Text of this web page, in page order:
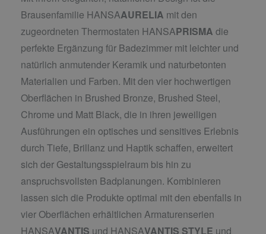
Brausenfamilie HANSAAURELIA mit den
zugeordneten Thermostaten HANSAPRISMA die
perfekte Ergänzung für Badezimmer mit leichter und
natürlich anmutender Keramik und naturbetonten
Materialien und Farben. Mit den vier hochwertigen
Oberflächen in Brushed Bronze, Brushed Steel,
Chrome und Matt Black, die in ihren jeweiligen
Ausführungen ein optisches und sensitives Erlebnis
durch Tiefe, Brillanz und Haptik schaffen, erweitert
sich der Gestaltungsspielraum bis hin zu
anspruchsvollsten Badplanungen. Kombinieren
lassen sich die Produkte optimal mit den ebenfalls in
vier Oberflächen erhältlichen Armaturenserien
HANSAVANTIS und HANSAVANTIS STYLE und